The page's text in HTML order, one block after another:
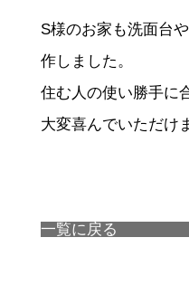
S様のお家も洗面台
作しました。
住む人の使い勝手に
大変喜んでいただけ
一覧に戻る